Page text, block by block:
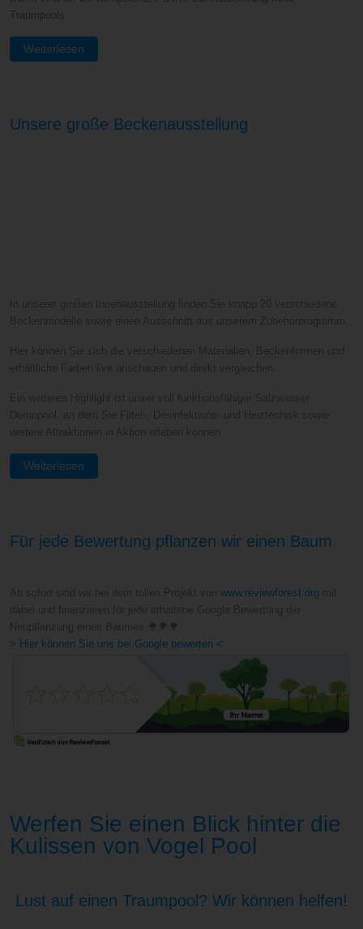
Traumpools.
Weiterlesen
Unsere große Beckenausstellung
Weiterlesen
Für jede Bewertung pflanzen wir einen Baum
www.reviewforest.org
> Hier können Sie uns bei Google bewerten <
Werfen Sie einen Blick hinter die
Kulissen von Vogel Pool
Lust auf einen Traumpool? Wir können helfen!